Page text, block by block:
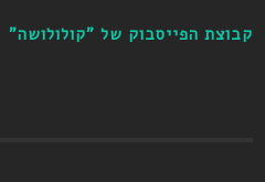
קבוצת הפייסבוק של "קולולושה"